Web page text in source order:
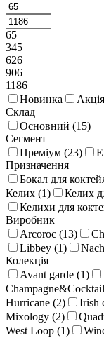
65
345
626
906
1186
Новинка
Акція
Склад
Основний (15)
Сегмент
Преміум (23)
Призначення
Бокал для
Келих (1) Келих
Келихи для
Виробник
Arcoroc (13)
Libbey (1)
Колекція
Avant garde (1)
Hurricane (2) Irish
Mixology (2)
West Loop (1)